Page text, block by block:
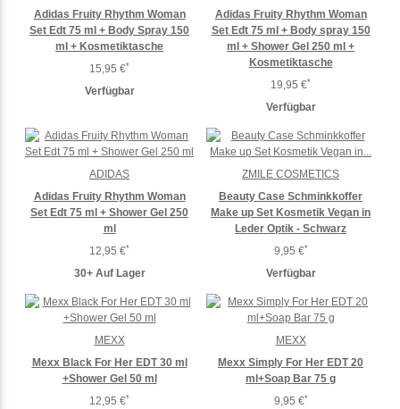
Adidas Fruity Rhythm Woman
Set Edt 75 ml + Body Spray 150
mI + Kosmetiktasche
15,95 €*
Verfügbar
Adidas Fruity Rhythm Woman
Set Edt 75 ml + Body spray 150
ml + Shower Gel 250 ml +
Kosmetiktasche
19,95 €*
Verfügbar
Adidas Fruity Rhythm Woman
Set Edt 75 ml + Shower Gel 250
ml
12,95 €*
30+ Auf Lager
ADIDAS
Beauty Case Schminkkoffer
Make up Set Kosmetik Vegan in
Leder Optik - Schwarz
9,95 €*
Verfügbar
ZMILE COSMETICS
Mexx Black For Her EDT 30 ml
+Shower Gel 50 ml
12,95 €*
MEXX
Mexx Simply For Her EDT 20
ml+Soap Bar 75 g
9,95 €*
MEXX